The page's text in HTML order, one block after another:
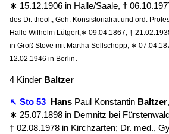
∗ 15.12.1906 in Halle/Saale, †
des Dr. theol., Geh. Konsistorialrat und ord.
Halle Wilhelm Lütgert,∗ 09.04.1867, †
in Groß Stove mit Martha Sellschopp, ∗
12.02.1946 in Berlin.
4 Kinder Baltzer
↖ Sto 53 Hans Paul Konstantin Baltzer,
∗ 25.07.1898 in Demnitz bei
† 02.08.1978 in Kirchzarten; Dr. med.,